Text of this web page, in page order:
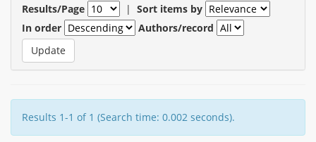
Results/Page | Sort items by
In order
Authors/record
Results 1-1 of 1 (Search time: 0.002 seconds).